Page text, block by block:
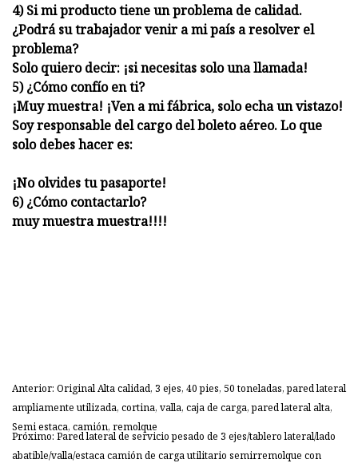
4) Si mi producto tiene un problema de calidad.
¿Podrá su trabajador venir a mi país a resolver el
problema?
Solo quiero decir: ¡si necesitas solo una llamada!
5) ¿Cómo confío en ti?
¡Muy muestra! ¡Ven a mi fábrica, solo echa un vistazo!
Soy responsable del cargo del boleto aéreo. Lo que
solo debes hacer es:
¡No olvides tu pasaporte!
6) ¿Cómo contactarlo?
muy muestra muestra!!!!
Anterior: Original Alta calidad, 3 ejes, 40 pies, 50 toneladas, pared lateral
ampliamente utilizada, cortina, valla, caja de carga, pared lateral alta,
Semi estaca, camión, remolque
Próximo: Pared lateral de servicio pesado de 3 ejes/tablero lateral/lado
abatible/valla/estaca camión de carga utilitario semirremolque con